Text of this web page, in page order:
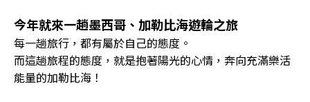
今年就來一趟墨西哥、加勒比海遊輪之旅
每一趟旅行，都有屬於自己的態度。
而這趟旅程的態度，就是抱著陽光的心情，奔向充滿樂活
能量的加勒比海！